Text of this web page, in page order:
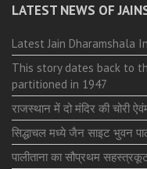
LATEST NEWS OF
Latest Jain Dharamshala
This story dates back to
partitioned in 1947
राजस्थान में दो मंदिर की चोरी
सिद्धाचल मध्ये जैन साइट भुवन
पालीताना का सौप्रथम